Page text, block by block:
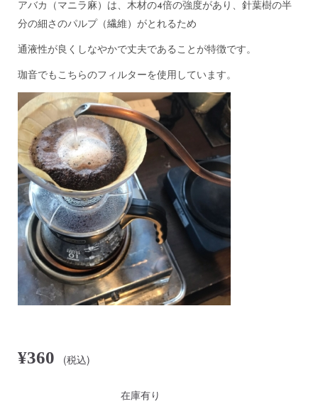
アバカ（マニラ麻）は、木材の4倍の強度があり、針葉樹の半
分の細さのパルプ（繊維）がとれるため
通液性が良くしなやかで丈夫であることが特徴です。
珈音でもこちらのフィルターを使用しています。
¥360 (税込)
在庫有り